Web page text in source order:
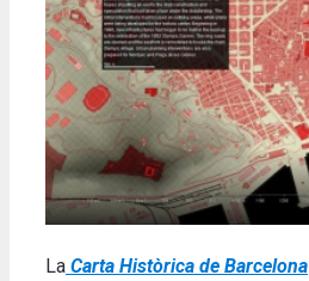
La Carta Històrica de Barcelona